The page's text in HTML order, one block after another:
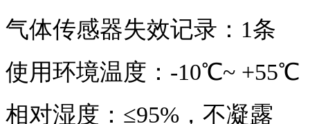
气体传感器失效记录：1条
使用环境温度：-10℃~ +55℃
相对湿度：≤95%，不凝露